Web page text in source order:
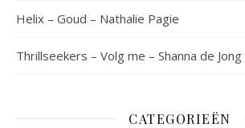
Helix – Goud – Nathalie Pagie
Thrillseekers – Volg me – Shanna de Jong
CATEGORIEËN